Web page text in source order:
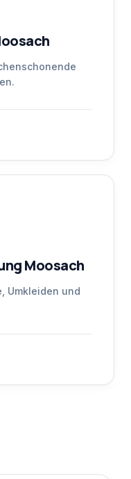
Moosach
Umkleiden und